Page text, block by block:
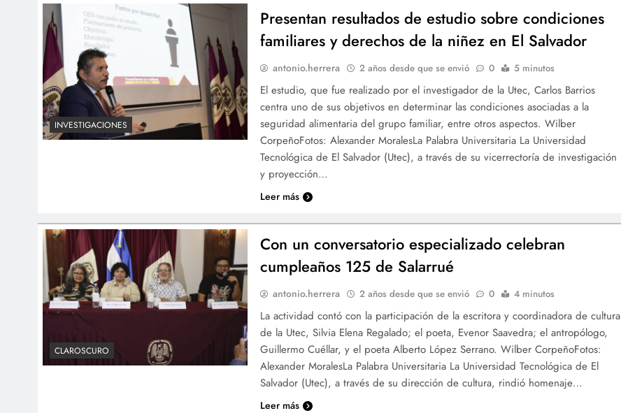
INVESTIGACIONES
Presentan resultados de estudio sobre condiciones
familiares y derechos de la niñez en El Salvador
antonio.herrera 2 años desde que se envió 0 5 minutos
El estudio, que fue realizado por el investigador de la Utec, Carlos Barrios
centra uno de sus objetivos en determinar las condiciones asociadas a la
seguridad alimentaria del grupo familiar, entre otros aspectos. Wilber
CorpeñoFotos: Alexander MoralesLa Palabra Universitaria La Universidad
Tecnológica de El Salvador (Utec), a través de su vicerrectoría de investigación
y proyección…
Leer más
CLAROSCURO
Con un conversatorio especializado celebran
cumpleaños 125 de Salarrué
antonio.herrera 2 años desde que se envió 0 4 minutos
La actividad contó con la participación de la escritora y coordinadora de cultura
de la Utec, Silvia Elena Regalado; el poeta, Evenor Saavedra; el antropólogo,
Guillermo Cuéllar, y el poeta Alberto López Serrano. Wilber CorpeñoFotos:
Alexander MoralesLa Palabra Universitaria La Universidad Tecnológica de El
Salvador (Utec), a través de su dirección de cultura, rindió homenaje…
Leer más